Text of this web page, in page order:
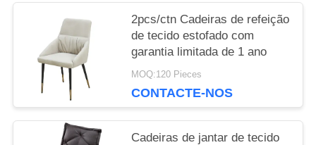
2pcs/ctn Cadeiras de refeição
de tecido estofado com
garantia limitada de 1 ano
MOQ:120 Pieces
CONTACTE-NOS
Cadeiras de jantar de tecido